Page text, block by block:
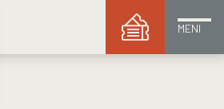
MENI